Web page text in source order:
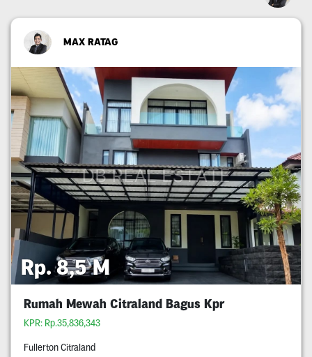
MAX RATAG
Rp. 8,5 M
Rumah Mewah Citraland Bagus Kpr
KPR: Rp.35,836,343
Fullerton Citraland